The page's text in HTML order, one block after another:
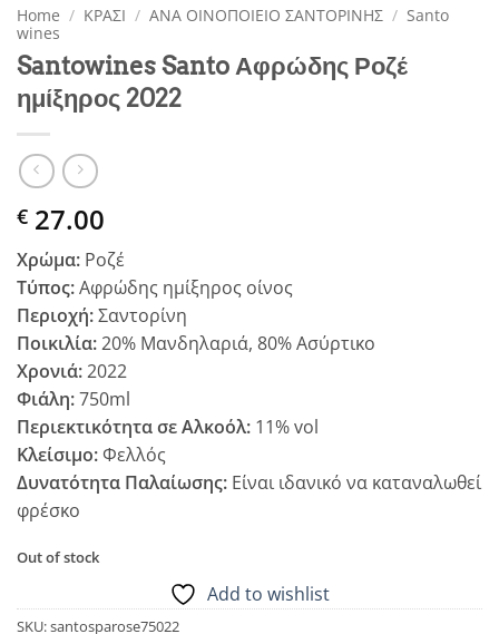
Home / ΚΡΑΣΙ / ΑΝΑ ΟΙΝΟΠΟΙΕΙΟ ΣΑΝΤΟΡΙΝΗΣ / Santo
wines
Santowines Santo Αφρώδης Ροζέ
ημίξηρος 2022
€ 27.00
Χρώμα: Ροζέ
Τύπος:Αφρώδης ημίξηρος οίνος
Περιοχή:Σαντορίνη
Ποικιλία:20% Μανδηλαριά, 80% Ασύρτικο
Χρονιά:2022
Φιάλη:750ml
Περιεκτικότητα σε Αλκοόλ: 11% vol
Κλείσιμο:Φελλός
Δυνατότητα Παλαίωσης: Είναι ιδανικό να καταναλωθεί
φρέσκο
Out of stock
Add to wishlist
SKU:santosparose75022